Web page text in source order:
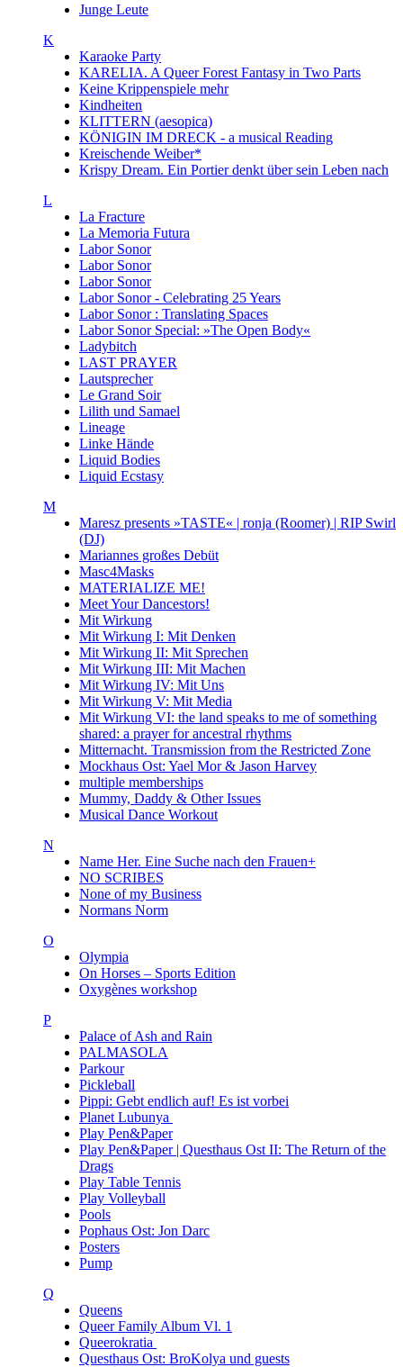
Junge Leute
K
Karaoke Party
KARELIA. A Queer Forest Fantasy in Two Parts
Keine Krippenspiele mehr
Kindheiten
KLITTERN (aesopica)
KÖNIGIN IM DRECK - a musical Reading
Kreischende Weiber*
Krispy Dream. Ein Portier denkt über sein Leben nach
L
La Fracture
La Memoria Futura
Labor Sonor
Labor Sonor
Labor Sonor
Labor Sonor - Celebrating 25 Years
Labor Sonor : Translating Spaces
Labor Sonor Special: »The Open Body«
Ladybitch
LAST PRAYER
Lautsprecher
Le Grand Soir
Lilith und Samael
Lineage
Linke Hände
Liquid Bodies
Liquid Ecstasy
M
Maresz presents »TASTE« | ronja (Roomer) | RIP Swirl
(DJ)
Mariannes großes Debüt
Masc4Masks
MATERIALIZE ME!
Meet Your Dancestors!
Mit Wirkung
Mit Wirkung I: Mit Denken
Mit Wirkung II: Mit Sprechen
Mit Wirkung III: Mit Machen
Mit Wirkung IV: Mit Uns
Mit Wirkung V: Mit Media
Mit Wirkung VI: the land speaks to me of something
shared: a prayer for ancestral rhythms
Mitternacht. Transmission from the Restricted Zone
Mockhaus Ost: Yael Mor & Jason Harvey
multiple memberships
Mummy, Daddy & Other Issues
Musical Dance Workout
N
Name Her. Eine Suche nach den Frauen+
NO SCRIBES
None of my Business
Normans Norm
O
Olympia
On Horses – Sports Edition
Oxygènes workshop
P
Palace of Ash and Rain
PALMASOLA
Parkour
Pickleball
Pippi: Gebt endlich auf! Es ist vorbei
Planet Lubunya
Play Pen&Paper
Play Pen&Paper | Questhaus Ost II: The Return of the
Drags
Play Table Tennis
Play Volleyball
Pools
Pophaus Ost: Jon Darc
Posters
Pump
Q
Queens
Queer Family Album Vl. 1
Queerokratia
Questhaus Ost: BroKolya und guests